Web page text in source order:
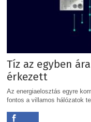
Tíz az egyben
érkezett
Az energiaelosztás egyre
fontos a villamos hálózatok